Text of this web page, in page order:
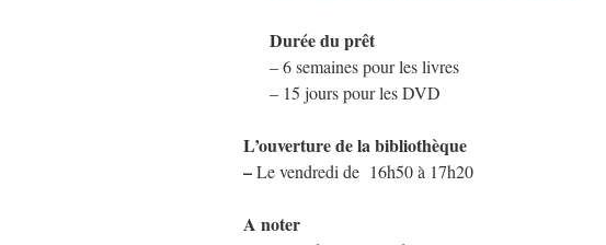
Durée du prêt
– 6 semaines pour les livres
– 15 jours pour les DVD
L’ouverture de la bibliothèque
–Le vendredi de 16h50 à 17h20
A noter